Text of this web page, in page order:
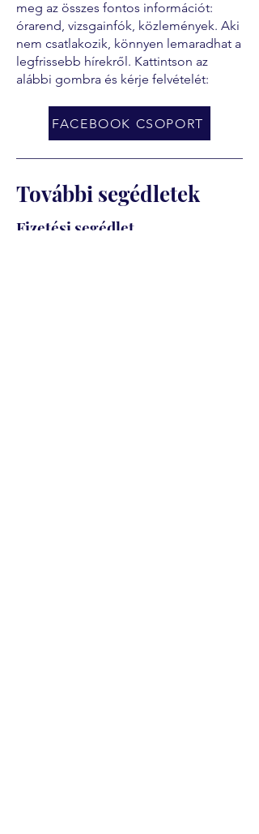
meg az összes fontos információt:
órarend, vizsgainfók, közlemények. Aki
nem csatlakozik, könnyen lemaradhat a
legfrissebb hírekről. Kattintson az
alábbi gombra és kérje felvételét:
FACEBOOK CSOPORT
További segédletek
Fizetési segédlet